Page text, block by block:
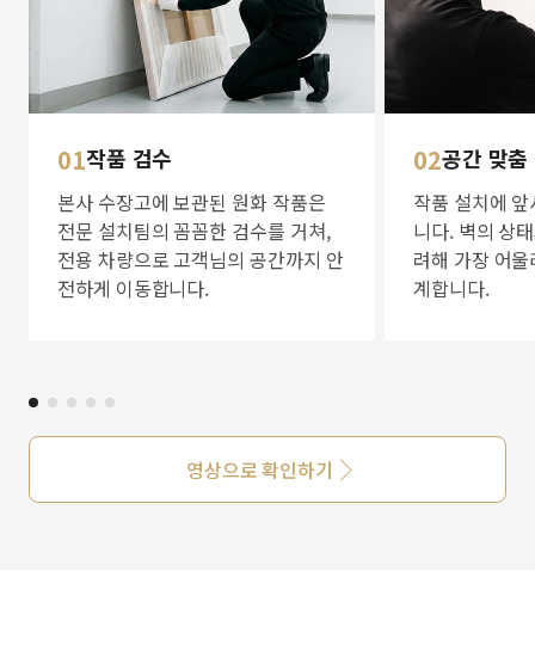
01작품 검수
본사 수장고에 보관된 원화 작품은
전문 설치팀의 꼼꼼한 검수를 거쳐,
전용 차량으로 고객님의 공간까지 안
전하게 이동합니다.
02공간 맞
작품 설치에
니다. 벽의 상
려해 가장 어
계합니다.
영상으로 확인하기